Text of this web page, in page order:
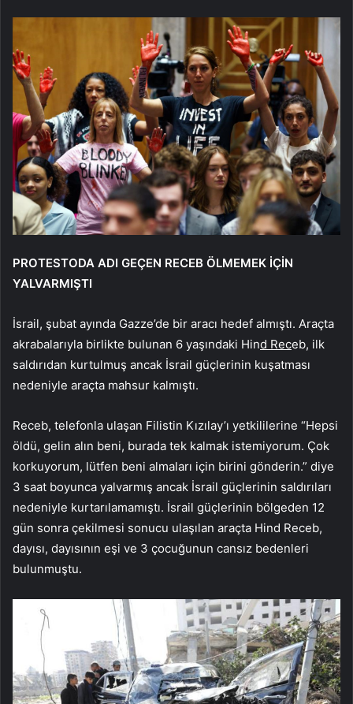
PROTESTODA ADI GEÇEN RECEB ÖLMEMEK İÇİN
YALVARMIŞTI
İsrail, şubat ayında Gazze’de bir aracı hedef almıştı. Araçta
akrabalarıyla birlikte bulunan 6 yaşındaki Hind Receb, ilk
saldırıdan kurtulmuş ancak İsrail güçlerinin kuşatması
nedeniyle araçta mahsur kalmıştı.
Receb, telefonla ulaşan Filistin Kızılay’ı yetkililerine “Hepsi
öldü, gelin alın beni, burada tek kalmak istemiyorum. Çok
korkuyorum, lütfen beni almaları için birini gönderin.” diye
3 saat boyunca yalvarmış ancak İsrail güçlerinin saldırıları
nedeniyle kurtarılamamıştı. İsrail güçlerinin bölgeden 12
gün sonra çekilmesi sonucu ulaşılan araçta Hind Receb,
dayısı, dayısının eşi ve 3 çocuğunun cansız bedenleri
bulunmuştu.